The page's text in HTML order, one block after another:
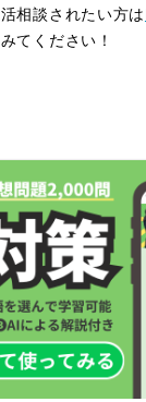
相談されたい方は
てください！